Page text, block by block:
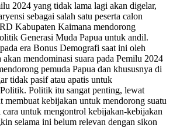
2024 yang tidak lama lagi akan digelar,
sebagai salah satu peserta calon
Kabupaten Kaimana mendorong
Generasi Muda Papua untuk andil.
era Bonus Demografi saat ini oleh
mendominasi suara pada Pemilu 2024
pemuda Papua dan khususnya di
tidak pasif atau apatis untuk
Politik itu sangat penting, lewat
membuat kebijakan untuk mendorong suatu
cara untuk mengontrol kebijakan-kebijakan
selama ini belum relevan dengan sikon